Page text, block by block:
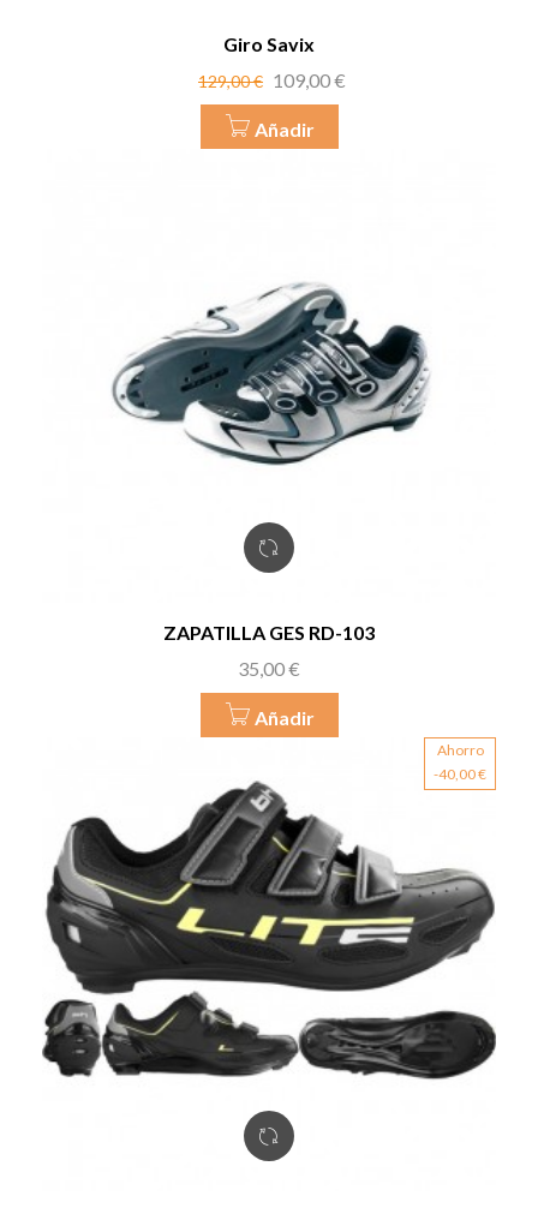
Giro Savix
Precio
129,00 € Precio
109,00 €
Añadir
ZAPATILLA GES RD-103
Precio
35,00 €
Añadir
Ahorro
-40,00 €